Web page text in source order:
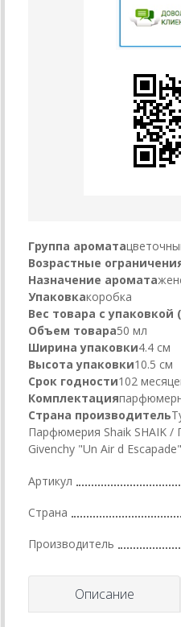
Группа аромата
Возрастные
Назначение аромата
Упаковкакоробка
Вес товара с упаковкой
Объем товара50 мл
Ширина упаковки4.4 см
Высота упаковки10.5 см
Срок годности102
Комплектация
Страна производитель
Парфюмерия Shaik SHAIK
Givenchy "Un Air d
Артикул
Страна
Производитель
Описание